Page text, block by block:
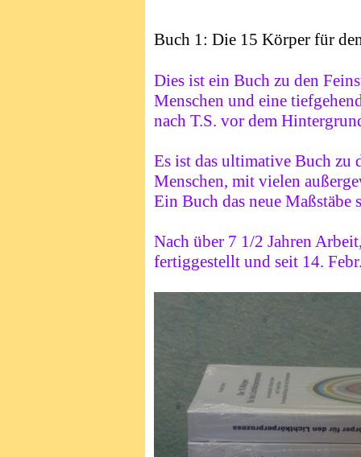
Buch 1: Die 15 Körper für
Dies ist ein Buch zu den
Menschen und eine
nach T.S. vor dem
Es ist das ultimative Buch zu
Menschen, mit vielen
Ein Buchdas neue Maßstäbe
Nach über 7 1/2 Jahren
fertiggestellt und seit 14.